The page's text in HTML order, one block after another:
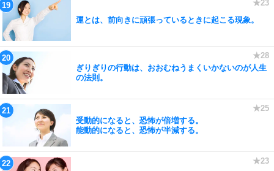
運とは、前向きに頑張っているときに起こる現象。
ぎりぎりの行動は、おおむねうまくいかないのが人生
の法則。
受動的になると、恐怖が倍増する。
能動的になると、恐怖が半減する。